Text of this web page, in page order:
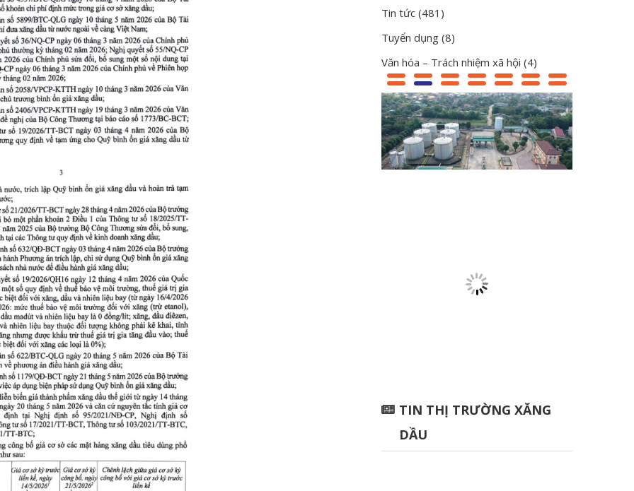
Tin tức (481)
Tuyển dụng (8)
Văn hóa – Trách nhiệm xã hội (4)
TIN THỊ TRƯỜNG XĂNG
DẦU